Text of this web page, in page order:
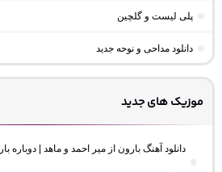
پلی لیست و گلچین
دانلود مداحی و نوحه جدید
موزیک های جدید
دانلود آهنگ بارون از میر احمد و ماهد | دوباره